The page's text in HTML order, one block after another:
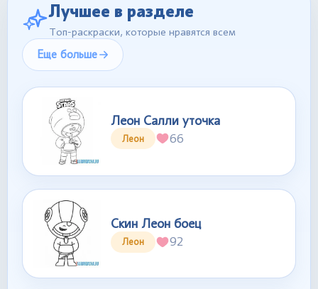
Лучшее в разделе
Топ-раскраски, которые нравятся всем
Еще больше
Леон Салли уточка
Леон 66
Скин Леон боец
Леон 92